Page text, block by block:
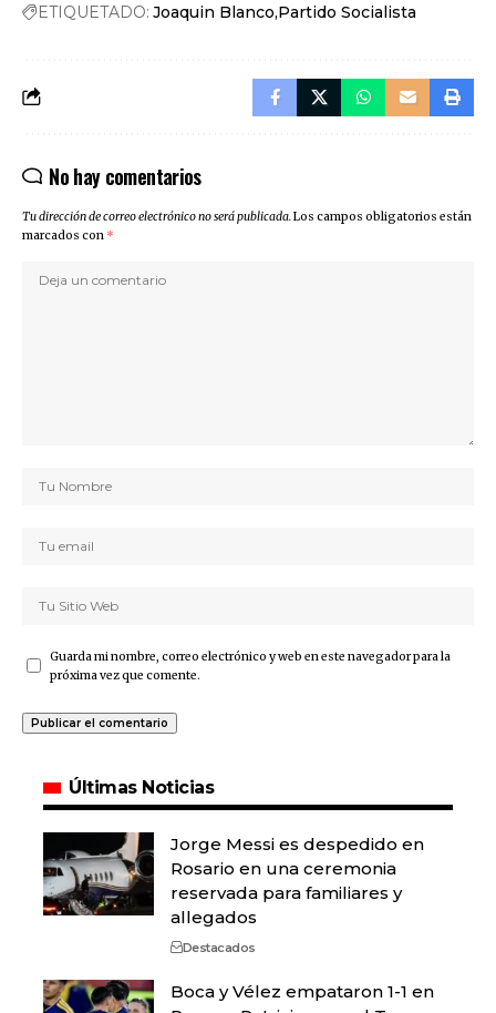
ETIQUETADO: Joaquin Blanco Partido Socialista
No hay comentarios
Tu dirección de correo electrónico no será publicada.Los campos obligatorios están
marcados con *
Guarda mi nombre, correo electrónico y web en este navegador para la
próxima vez que comente.
Últimas Noticias
Jorge Messi es despedido en
Rosario en una ceremonia
reservada para familiares y
allegados
Destacados
Boca y Vélez empataron 1-1 en